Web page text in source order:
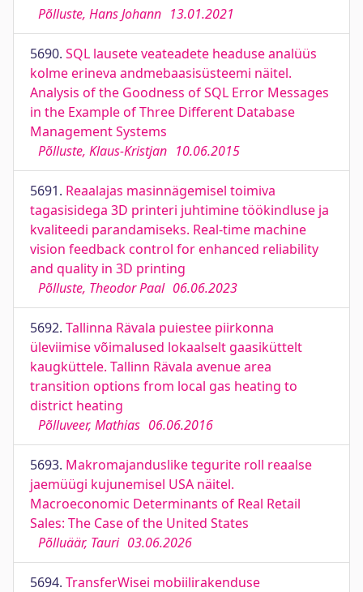
Põlluste, Hans Johann 13.01.2021
5690. SQL lausete veateadete headuse analüüs
kolme erineva andmebaasisüsteemi näitel.
Analysis of the Goodness of SQL Error Messages
in the Example of Three Different Database
Management Systems
Põlluste, Klaus-Kristjan 10.06.2015
5691. Reaalajas masinnägemisel toimiva
tagasisidega 3D printeri juhtimine töökindluse ja
kvaliteedi parandamiseks. Real-time machine
vision feedback control for enhanced reliability
and quality in 3D printing
Põlluste, Theodor Paal 06.06.2023
5692. Tallinna Rävala puiestee piirkonna
üleviimise võimalused lokaalselt gaasiküttelt
kaugküttele. Tallinn Rävala avenue area
transition options from local gas heating to
district heating
Põlluveer, Mathias 06.06.2016
5693. Makromajanduslike tegurite roll reaalse
jaemüügi kujunemisel USA näitel.
Macroeconomic Determinants of Real Retail
Sales: The Case of the United States
Põlluäär, Tauri 03.06.2026
5694. TransferWisei mobiilirakenduse